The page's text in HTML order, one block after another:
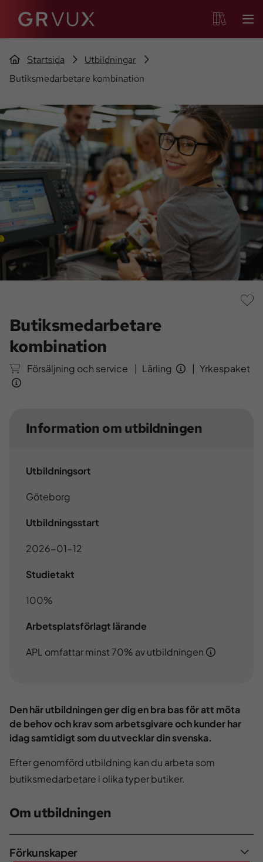
Startsida
Utbildningar
Butiksmedarbetare kombination
Butiksmedarbetare
kombination
Försäljning och service | Lärling | Yrkespaket
Information om utbildningen
Utbildningsort
Göteborg
Utbildningsstart
2026-01-12
Studietakt
100%
Arbetsplatsförlagt lärande
APL omfattar minst 70% av utbildningen
Den här utbildningen ger dig en bra bas för att möta
de behov och krav som arbetsgivare och kunder har
idag samtidigt som du utvecklar din svenska.
Efter genomförd utbildning kan du arbeta som
butiksmedarbetare i olika typer butiker.
Om utbildningen
Förkunskaper